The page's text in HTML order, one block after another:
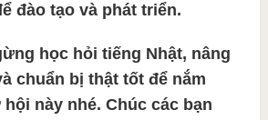
đào tạo và phát triển.
học hỏi tiếng Nhật, nâng
chuẩn bị thật tốt để nắm
này nhé. Chúc các bạn